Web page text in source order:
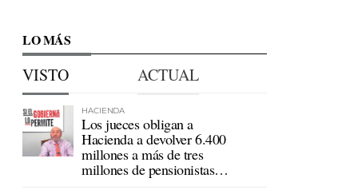
LO MÁS
VISTO ACTUAL
HACIENDA
Los jueces obligan a
Hacienda a devolver 6.400
millones a más de tres
millones de pensionistas